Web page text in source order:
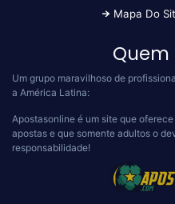
Mapa Do
Quem
Um grupo maravilhoso de
a América Latina:
Apostasonline é um site que
apostas e que somente adultos o
responsabilidade!